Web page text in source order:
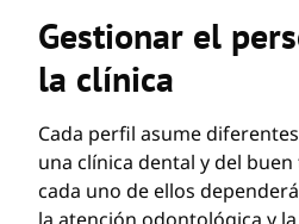
Gestionar el
la clínica
Cada perfil asume
una clínica dental y del
cada uno de ellos